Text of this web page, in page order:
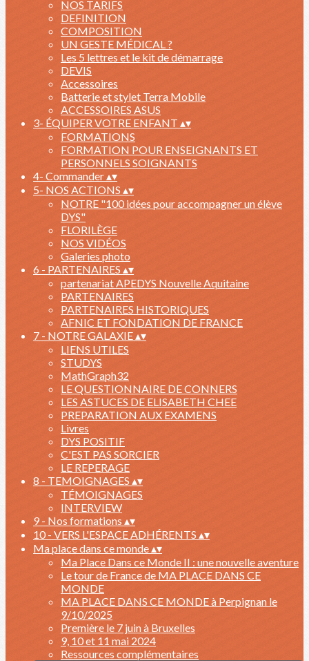
NOS TARIFS
DEFINITION
COMPOSITION
UN GESTE MÉDICAL ?
Les 5 lettres et le kit de démarrage
DEVIS
Accessoires
Batterie et stylet Terra Mobile
ACCESSOIRES ASUS
3- ÉQUIPER VOTRE ENFANT ▴▾
FORMATIONS
FORMATION POUR ENSEIGNANTS ET
PERSONNELS SOIGNANTS
4- Commander▴▾
5- NOS ACTIONS ▴▾
NOTRE "100 idées pour accompagner un élève
DYS"
FLORILÈGE
NOS VIDÉOS
Galeries photo
6 - PARTENAIRES ▴▾
partenariat APEDYS Nouvelle Aquitaine
PARTENAIRES
PARTENAIRES HISTORIQUES
AFNIC ET FONDATION DE FRANCE
7 - NOTRE GALAXIE▴▾
LIENS UTILES
STUDYS
MathGraph32
LE QUESTIONNAIRE DE CONNERS
LES ASTUCES DE ELISABETH CHEE
PREPARATION AUX EXAMENS
Livres
DYS POSITIF
C'EST PAS SORCIER
LE REPERAGE
8 - TEMOIGNAGES ▴▾
TÉMOIGNAGES
INTERVIEW
9 - Nos formations ▴▾
10 - VERS L'ESPACE ADHÉRENTS ▴▾
Ma place dans ce monde▴▾
Ma Place Dans ce Monde II : une nouvelle aventure
Le tour de France de MA PLACE DANS CE
MONDE
MA PLACE DANS CE MONDE à Perpignan le
9/10/2025
Première le 7 juin à Bruxelles
9, 10 et 11 mai 2024
Ressources complémentaires